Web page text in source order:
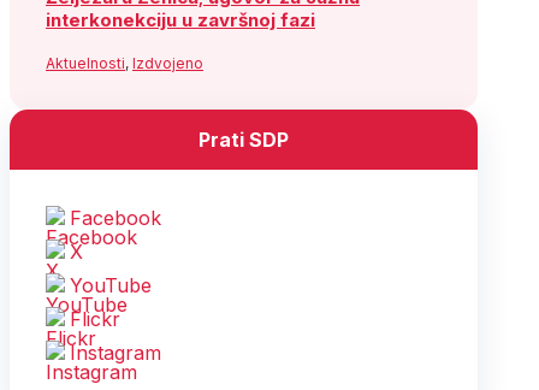
interkonekciju u završnoj fazi
Aktuelnosti, Izdvojeno
Prati SDP
Facebook
X
YouTube
Flickr
Instagram